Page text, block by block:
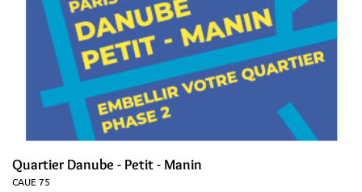
Quartier Danube - Petit - Manin
CAUE 75